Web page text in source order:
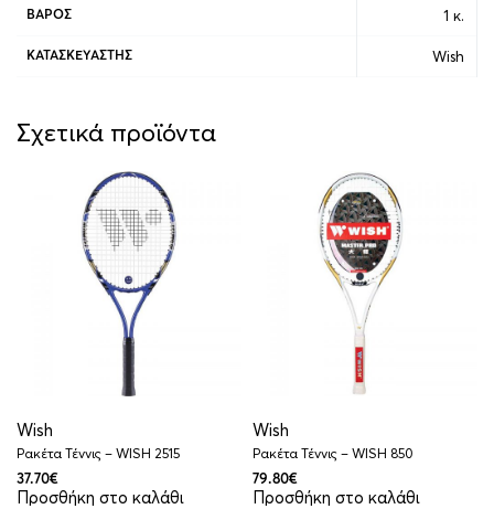
ΒΆΡΟΣ 1 κ.
ΚΑΤΑΣΚΕΥΑΣΤΉΣ Wish
Σχετικά προϊόντα
Wish
Ρακέτα Τέννις – WISH 2515
37.70€
Προσθήκη στο καλάθι
Wish
Ρακέτα Τέννις – WISH 850
79.80€
Προσθήκη στο καλάθι